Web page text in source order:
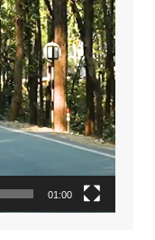
01:00